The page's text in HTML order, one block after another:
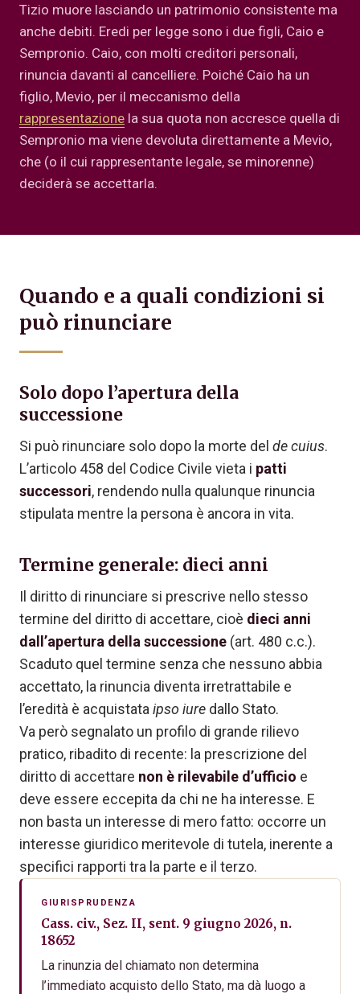
Tizio muore lasciando un patrimonio consistente ma
anche debiti. Eredi per legge sono i due figli, Caio e
Sempronio. Caio, con molti creditori personali,
rinuncia davanti al cancelliere. Poiché Caio ha un
figlio, Mevio, per il meccanismo della
rappresentazione la sua quota non accresce quella di
Sempronio ma viene devoluta direttamente a Mevio,
che (o il cui rappresentante legale, se minorenne)
deciderà se accettarla.
Quando e a quali condizioni si
può rinunciare
Solo dopo l’apertura della
successione
Si può rinunciare solo dopo la morte del de cuius.
L’articolo 458 del Codice Civile vieta i patti
successori, rendendo nulla qualunque rinuncia
stipulata mentre la persona è ancora in vita.
Termine generale: dieci anni
Il diritto di rinunciare si prescrive nello stesso
termine del diritto di accettare, cioè dieci anni
dall’apertura della successione (art. 480 c.c.).
Scaduto quel termine senza che nessuno abbia
accettato, la rinuncia diventa irretrattabile e
l’eredità è acquistata ipso iure dallo Stato.
Va però segnalato un profilo di grande rilievo
pratico, ribadito di recente: la prescrizione del
diritto di accettare non è rilevabile d’ufficio e
deve essere eccepita da chi ne ha interesse. E
non basta un interesse di mero fatto: occorre un
interesse giuridico meritevole di tutela, inerente a
specifici rapporti tra la parte e il terzo.
GIURISPRUDENZA
Cass. civ., Sez. II, sent. 9 giugno 2026, n.
18652
La rinunzia del chiamato non determina
l’immediato acquisto dello Stato, ma dà luogo a